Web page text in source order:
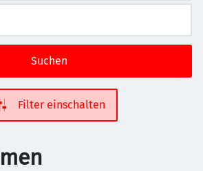
Suchen
Filter einschalten